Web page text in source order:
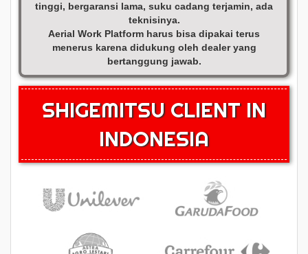
tinggi, bergaransi lama, suku cadang terjamin, ada
teknisinya.
Aerial Work Platform harus bisa dipakai terus
menerus karena didukung oleh dealer yang
bertanggung jawab.
SHIGEMITSU CLIENT IN
INDONESIA